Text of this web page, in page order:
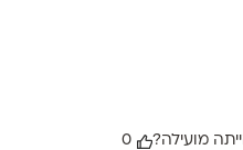
מועילה?
0